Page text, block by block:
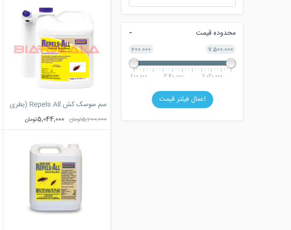
سم سوسک کش Repels All (بطری
5,200,000تومان 5,044,000تومان
محدوده قیمت
200.000 7.500.000
200.000 3.120.000 6.040.000
اعمال فیلتر قیمت